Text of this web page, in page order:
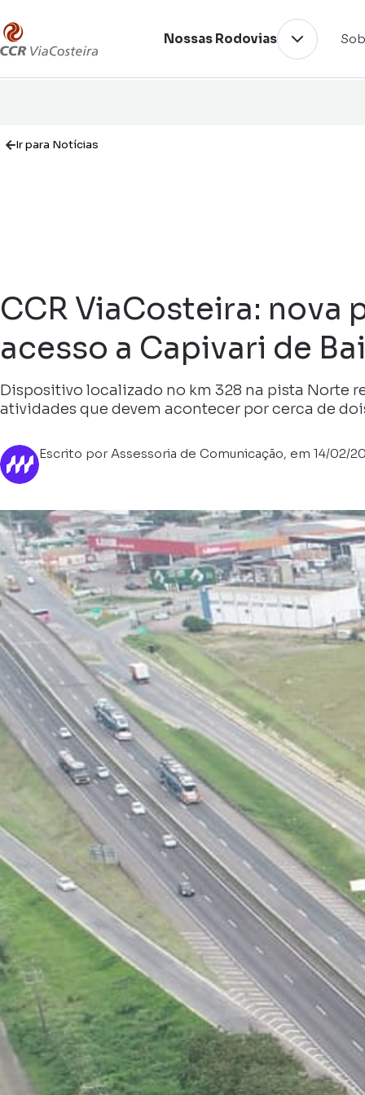
Nossas Rodovias
Ir para Notícias
CCR ViaCosteira:
acesso a Capivari de
Dispositivo localizado no km 328 na pista Norte
atividades que devem acontecer por cerca de
Escrito por Assessoria de Comunicação, em 14/02/